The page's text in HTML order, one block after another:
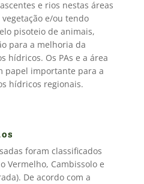
e rios nestas áreas
e/ou tendo
pisoteio de animais,
para a melhoria da
hídricos. Os PAs e a área
papel importante para a
hídricos regionais.
foram classificados
Vermelho, Cambissolo e
De acordo com a